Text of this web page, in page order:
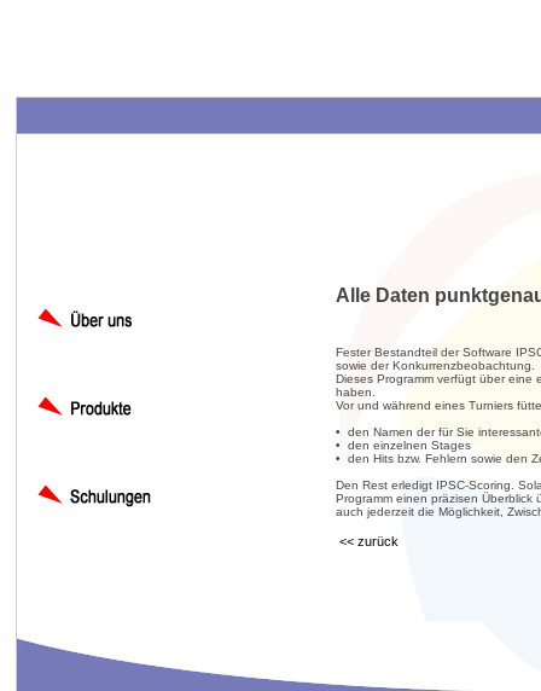
Alle Daten
Fester Bestandteil der Software
sowie der Konkurrenzbeobachtung.
Dieses Programm verfügt über
haben.
Vor und während eines Turniers
• den Namen der für Sie
• den einzelnen Stages
• den Hits bzw. Fehlern sowie den
Den Rest erledigt IPSC-Scoring.
Programm einen präzisen
auch jederzeit die Möglichkeit,
<< zurück